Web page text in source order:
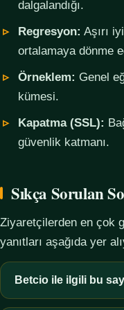
dalgalandığı.
Regresyon: Aşırı
ortalamaya dönme
Örneklem: Genel
kümesi.
Kapatma (SSL):
güvenlik katmanı.
Sıkça Sorulan
Ziyaretçilerden en çok
yanıtları aşağıda yer
Betcio ile ilgili bu
Bu sayfada yalnızca